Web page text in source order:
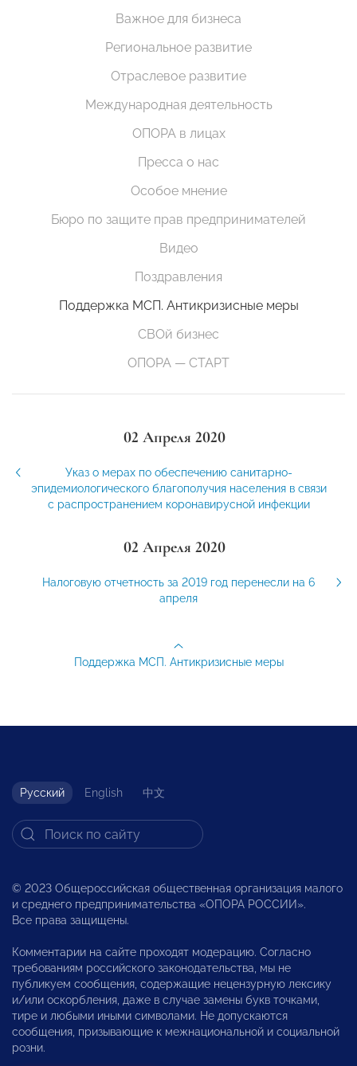
Важное для бизнеса
Региональное развитие
Отраслевое развитие
Международная деятельность
ОПОРА в лицах
Пресса о нас
Особое мнение
Бюро по защите прав предпринимателей
Видео
Поздравления
Поддержка МСП. Антикризисные меры
СВОй бизнес
ОПОРА — СТАРТ
02 Апреля 2020
Указ о мерах по обеспечению санитарно-
эпидемиологического благополучия населения в связи
с распространением коронавирусной инфекции
02 Апреля 2020
Налоговую отчетность за 2019 год перенесли на 6
апреля
Поддержка МСП. Антикризисные меры
Русский English 中文
© 2023 Общероссийская общественная организация малого
и среднего предпринимательства «ОПОРА РОССИИ».
Все права защищены.
Комментарии на сайте проходят модерацию. Согласно
требованиям российского законодательства, мы не
публикуем сообщения, содержащие нецензурную лексику
и/или оскорбления, даже в случае замены букв точками,
тире и любыми иными символами. Не допускаются
сообщения, призывающие к межнациональной и социальной
розни.